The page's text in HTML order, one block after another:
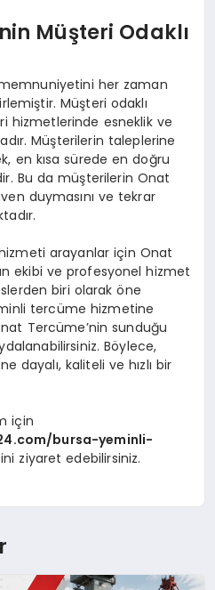
Müşteri Odaklı
her zaman
Müşteri odaklı
hizmetlerinde esneklik ve
Müşterilerin taleplerine
en kısa sürede en doğru
Bu da müşterilerin Onat
duymasını ve tekrar
arayanlar için Onat
ekibi ve profesyonel hizmet
biri olarak öne
tercüme hizmetine
Tercüme’nin sunduğu
Böylece,
dayalı, kaliteli ve hızlı bir
için
bursa-yeminli-
ziyaret edebilirsiniz.